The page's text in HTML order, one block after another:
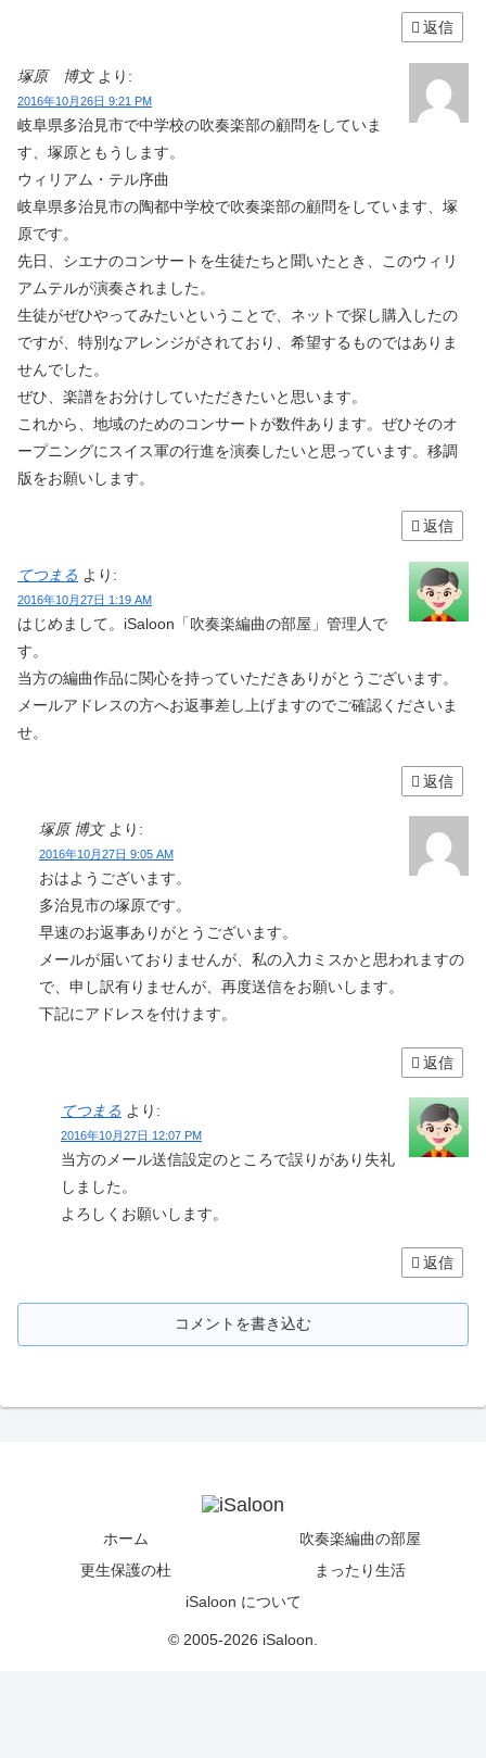
返信
塚原 博文 より:
2016年10月26日 9:21 PM
岐阜県多治見市で中学校の吹奏楽部の顧問をしていま
す、塚原ともうします。
ウィリアム・テル序曲
岐阜県多治見市の陶都中学校で吹奏楽部の顧問をしています、塚
原です。
先日、シエナのコンサートを生徒たちと聞いたとき、このウィリ
アムテルが演奏されました。
生徒がぜひやってみたいということで、ネットで探し購入したの
ですが、特別なアレンジがされており、希望するものではありま
せんでした。
ぜひ、楽譜をお分けしていただきたいと思います。
これから、地域のためのコンサートが数件あります。ぜひそのオ
ープニングにスイス軍の行進を演奏したいと思っています。移調
版をお願いします。
返信
てつまる より:
2016年10月27日 1:19 AM
はじめまして。iSaloon「吹奏楽編曲の部屋」管理人で
す。
当方の編曲作品に関心を持っていただきありがとうございます。
メールアドレスの方へお返事差し上げますのでご確認くださいま
せ。
返信
塚原 博文 より:
2016年10月27日 9:05 AM
おはようございます。
多治見市の塚原です。
早速のお返事ありがとうございます。
メールが届いておりませんが、私の入力ミスかと思われますの
で、申し訳有りませんが、再度送信をお願いします。
下記にアドレスを付けます。
返信
てつまる より:
2016年10月27日 12:07 PM
当方のメール送信設定のところで誤りがあり失礼
しました。
よろしくお願いします。
返信
コメントを書き込む
ホーム
吹奏楽編曲の部屋
更生保護の杜
まったり生活
iSaloon について
© 2005-2026 iSaloon.